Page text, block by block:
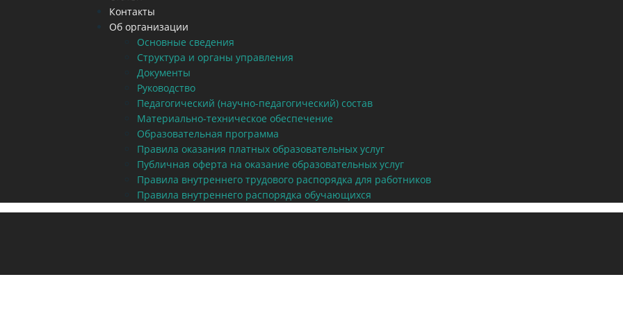
Контакты
Об организации
Основные сведения
Структура и органы управления
Документы
Руководство
Педагогический (научно-педагогический) состав
Материально-техническое обеспечение
Образовательная программа
Правила оказания платных образовательных услуг
Публичная оферта на оказание образовательных услуг
Правила внутреннего трудового распорядка для работников
Правила внутреннего распорядка обучающихся